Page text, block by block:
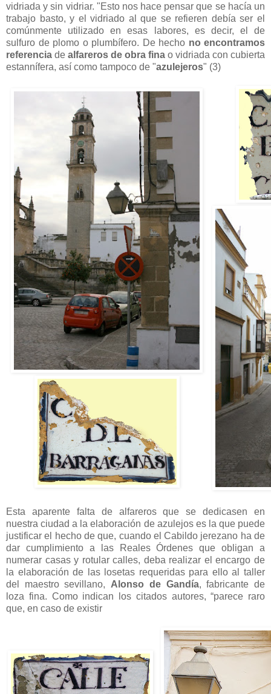
vidriada y sin vidriar. "Esto nos hace pensar que se hacía un
trabajo basto, y el vidriado al que se refieren debía ser el
comúnmente utilizado en esas labores, es decir, el de
sulfuro de plomo o plumbífero. De hecho no encontramos
referencia de alfareros de obra fina o vidriada con cubierta
estannífera, así como tampoco de "azulejeros" (3)
Esta aparente falta de alfareros que se dedicasen en
nuestra ciudad a la elaboración de azulejos es la que puede
justificar el hecho de que, cuando el Cabildo jerezano ha de
dar cumplimiento a las Reales Órdenes que obligan a
numerar casas y rotular calles, deba realizar el encargo de
la elaboración de las losetas requeridas para ello al taller
del maestro sevillano, Alonso de Gandía, fabricante de
loza fina. Como indican los citados autores, “parece raro
que, en caso de existir